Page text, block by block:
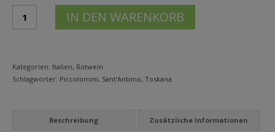
WARENKORB
KASSE
Datenschutzbelehrung
AteoCiacci
IN DEN WARENKORB
Kategorien: Italien, Rotwein
Schlagwörter: Piccolomini, Sant'Antimo, Toskana
Beschreibung Zusätzliche Informationen